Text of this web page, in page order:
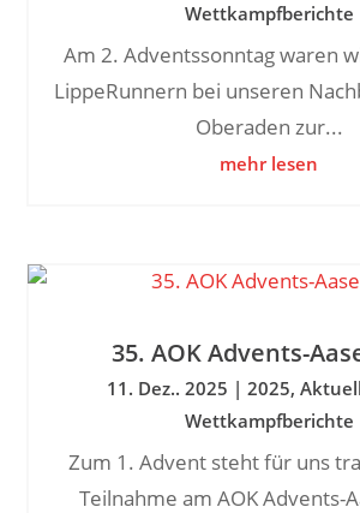
Wettkampfberichte
Am 2. Adventssonntag waren
LippeRunnern bei unseren
Oberaden zur...
mehr lesen
35. AOK Advents-
11. Dez.. 2025 | 2025,
Wettkampfberichte
Zum 1. Advent steht für uns
Teilnahme am AOK Advents-